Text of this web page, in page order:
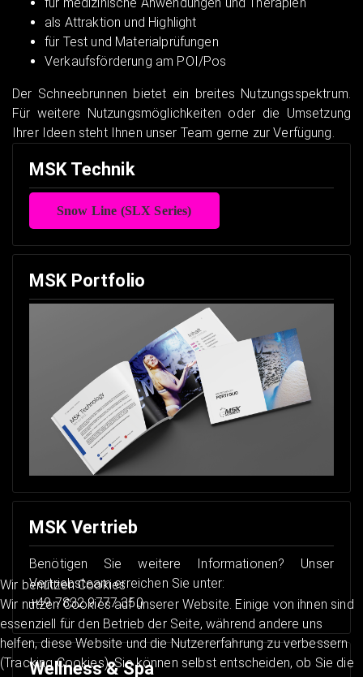
als Attraktion und Highlight
für Test und Materialprüfungen
Verkaufsförderung am POI/Pos
Der Schneebrunnen bietet ein breites Nutzungsspektrum.
Für weitere Nutzungsmöglichkeiten oder die Umsetzung
Ihrer Ideen steht Ihnen unser Team gerne zur Verfügung.
MSK Technik
Snow Line (SLX Series)
MSK Portfolio
MSK Vertrieb
Benötigen Sie weitere Informationen? Unser
Vertriebsteam erreichen Sie unter:
+49 7832 9777 350
Wellness & Spa
Wir benutzen Cookies
Wir nutzen Cookies auf unserer Website. Einige von ihnen sind
essenziell für den Betrieb der Seite, während andere uns
helfen, diese Website und die Nutzererfahrung zu verbessern
(Tracking Cookies). Sie können selbst entscheiden, ob Sie die